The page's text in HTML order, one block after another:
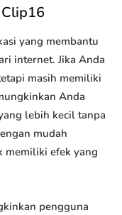
yang membantu
internet. Jika Anda
masih memiliki
Anda
lebih kecil tanpa
mudah
memiliki efek yang
pengguna